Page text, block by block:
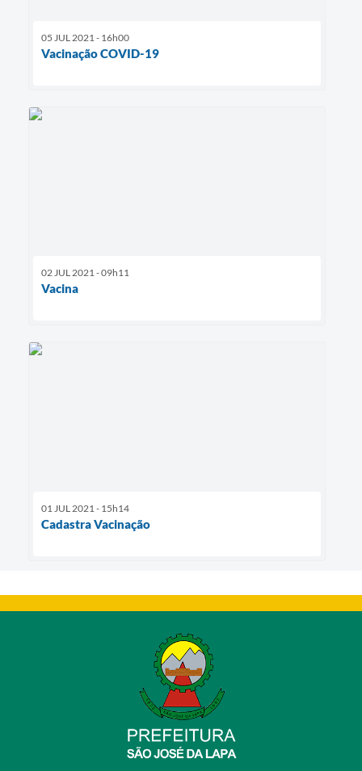
05 JUL 2021 - 16h00
Vacinação COVID-19
02 JUL 2021 - 09h11
Vacina
01 JUL 2021 - 15h14
Cadastra Vacinação